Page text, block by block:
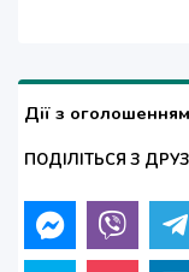
Дії з
ПОДІЛІТЬСЯ З